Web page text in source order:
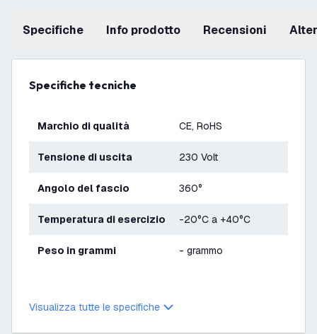
Specifiche info prodotto recensioni
Specifiche tecniche
Marchio di qualità CE, RoHS
Tensione di uscita 230 Volt
Angolo del fascio 360°
Temperatura di esercizio -20°C a +40°C
Peso in grammi - grammo
Visualizza tutte le specifiche